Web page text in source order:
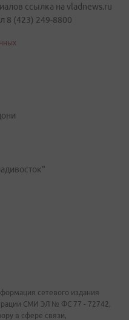
ссылка на vladnews.ru
8 (423) 249-8800
сетевого издания
СМИ ЭЛ № ФС 77 - 72742,
в сфере связи,